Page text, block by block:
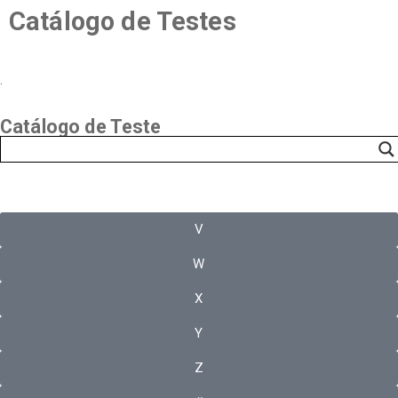
Catálogo de Testes
.
Catálogo de Teste
V
W
X
Y
Z